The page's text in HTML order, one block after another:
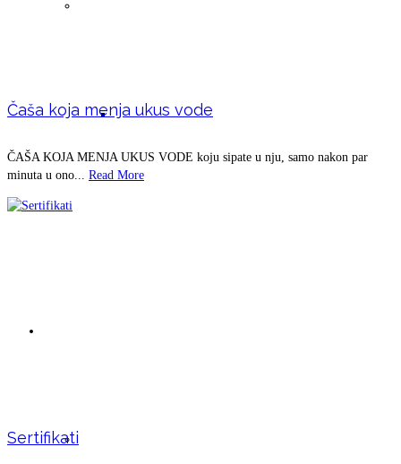
Prirodna mešavina u prahu -čaj- za pranje
Čaša koja menja ukus vode
ČAŠA KOJA MENJA UKUS VODE koju sipate u nju, samo nakon par
minuta u ono... Read More
Sertifikati